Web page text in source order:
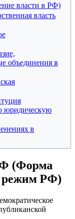
власти в РФ)
власть
объединения в
юридическую
в
(Форма
режим РФ)